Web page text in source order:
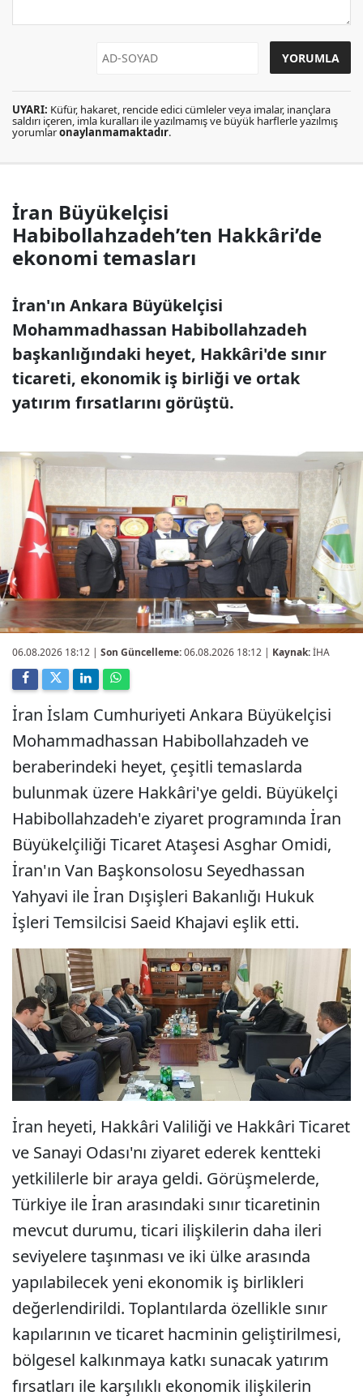
UYARI: Küfür, hakaret, rencide edici cümleler veya imalar, inançlara
saldırı içeren, imla kuralları ile yazılmamış ve büyük harflerle yazılmış
yorumlaronaylanmamaktadır.
İran Büyükelçisi
Habibollahzadeh’ten Hakkâri’de
ekonomi temasları
İran'ın Ankara Büyükelçisi
Mohammadhassan Habibollahzadeh
başkanlığındaki heyet, Hakkâri'de sınır
ticareti, ekonomik iş birliği ve ortak
yatırım fırsatlarını görüştü.
06.08.2026 18:12 | Son Güncelleme:06.08.2026 18:12 | Kaynak:İHA
İran İslam Cumhuriyeti Ankara Büyükelçisi
Mohammadhassan Habibollahzadeh ve
beraberindeki heyet, çeşitli temaslarda
bulunmak üzere Hakkâri'ye geldi. Büyükelçi
Habibollahzadeh'e ziyaret programında İran
Büyükelçiliği Ticaret Ataşesi Asghar Omidi,
İran'ın Van Başkonsolosu Seyedhassan
Yahyavi ile İran Dışişleri Bakanlığı Hukuk
İşleri Temsilcisi Saeid Khajavi eşlik etti.
İran heyeti, Hakkâri Valiliği ve Hakkâri Ticaret
ve Sanayi Odası'nı ziyaret ederek kentteki
yetkililerle bir araya geldi. Görüşmelerde,
Türkiye ile İran arasındaki sınır ticaretinin
mevcut durumu, ticari ilişkilerin daha ileri
seviyelere taşınması ve iki ülke arasında
yapılabilecek yeni ekonomik iş birlikleri
değerlendirildi. Toplantılarda özellikle sınır
kapılarının ve ticaret hacminin geliştirilmesi,
bölgesel kalkınmaya katkı sunacak yatırım
fırsatları ile karşılıklı ekonomik ilişkilerin